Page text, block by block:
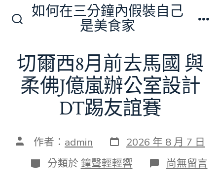
換
開
關
如何在三分鐘內假裝自己
是美食家
切爾西8月前去馬國 與
柔佛J億嵐辦公室設計
DT踢友誼賽
文 作者： admin 發
表
日
期
2026 年 8 月 7 日
分
類
分類於 鐘聲輕輕響 在
〈切
尚無留言